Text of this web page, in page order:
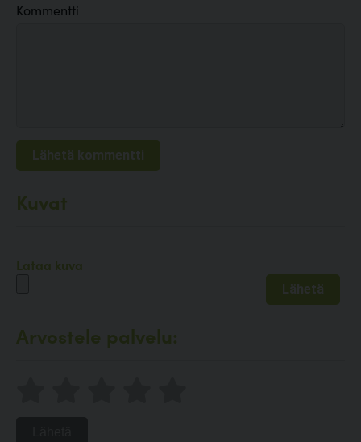
Kommentti
Kuvat
Lataa kuva
Arvostele palvelu: